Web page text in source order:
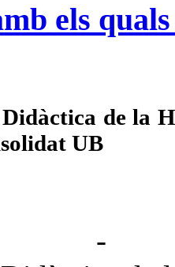
els quals
Didàctica de la
UB